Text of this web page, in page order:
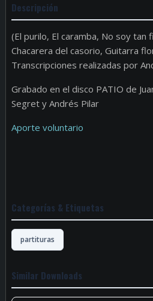
Descripción
(El purilo, El caramba, No soy tan
Chacarera del casorio, Guitarra
Transcripciones realizadas por
Grabado en el disco PATIO de
Segret y Andrés Pilar
Aporte voluntario
Categorías & Etiquetas
partituras
Similar Downloads